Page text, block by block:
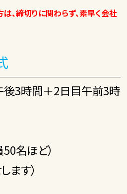
、締切りに関わらず、素早く会社
後3時間＋2日目午前3時
名ほど）
ます）